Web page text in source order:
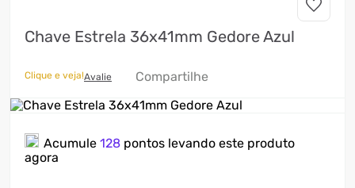
Chave Estrela 36x41mm Gedore Azul
Clique e veja!Avalie Compartilhe
Acumule 128 pontos levando este produto
agora
2º
fogão
6 º
soprador